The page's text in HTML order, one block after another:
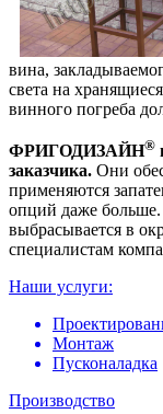
вина,
света на
винного погреба
ФРИГОДИЗАЙН®
заказчика. Они
применяются
опций даже больше.
выбрасывается в
специалистам
Наши услуги:
Монтаж
Пусконаладка
Производство